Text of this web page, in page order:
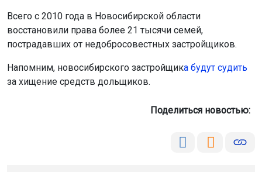
Всего с 2010 года в Новосибирской области
восстановили права более 21 тысячи семей,
пострадавших от недобросовестных застройщиков.
Напомним, новосибирского застройщика будут судить
за хищение средств дольщиков.
Поделиться новостью: